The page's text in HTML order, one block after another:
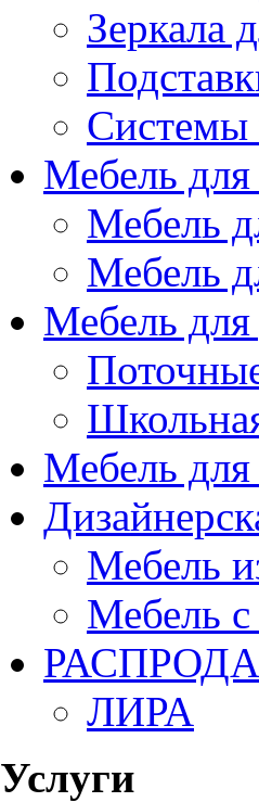
Зеркала
Системы
Мебель
Мебель
Мебель
Мебель
Мебель
Мебель
Мебель
ЛИРА
Услуги